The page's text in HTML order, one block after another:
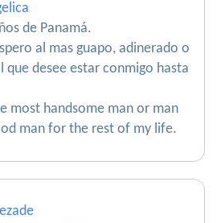
de Panamá.
al mas guapo, adinerado o
que desee estar conmigo hasta
most handsome man or man
man for the rest of my life.